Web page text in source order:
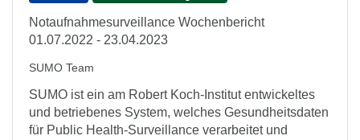
Notaufnahmesurveillance Wochenbericht
01.07.2022 - 23.04.2023
SUMO Team
SUMO ist ein am Robert Koch-Institut entwickeltes
und betriebenes System, welches Gesundheitsdaten
für Public Health-Surveillance verarbeitet und